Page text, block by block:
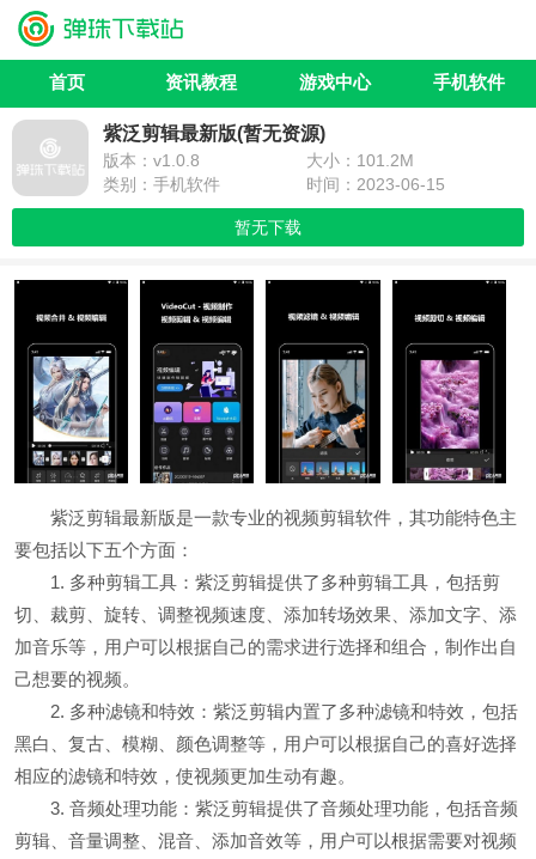
首页 资讯教程 游戏中心 手机软件
紫泛剪辑最新版(暂无资源)
版本：v1.0.8
大小：101.2M
类别：手机软件
时间：2023-06-15
暂无下载
紫泛剪辑最新版是一款专业的视频剪辑软件，其功能特色主
要包括以下五个方面：
1. 多种剪辑工具：紫泛剪辑提供了多种剪辑工具，包括剪
切、裁剪、旋转、调整视频速度、添加转场效果、添加文字、添
加音乐等，用户可以根据自己的需求进行选择和组合，制作出自
己想要的视频。
2. 多种滤镜和特效：紫泛剪辑内置了多种滤镜和特效，包括
黑白、复古、模糊、颜色调整等，用户可以根据自己的喜好选择
相应的滤镜和特效，使视频更加生动有趣。
3. 音频处理功能：紫泛剪辑提供了音频处理功能，包括音频
剪辑、音量调整、混音、添加音效等，用户可以根据需要对视频